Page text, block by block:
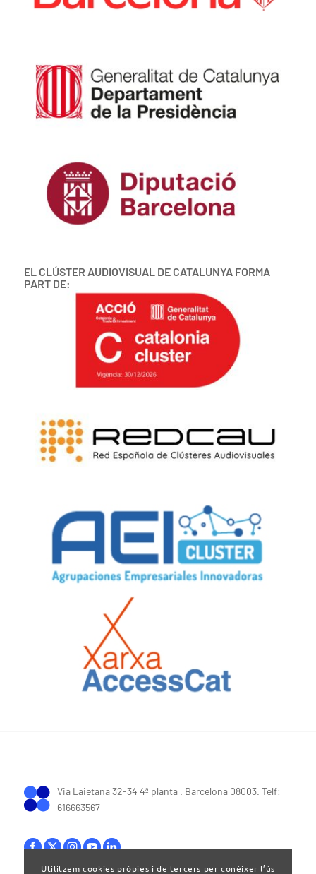
EL CLÚSTER AUDIOVISUAL DE CATALUNYA FORMA
PART DE:
Via Laietana 32-34 4ª planta . Barcelona 08003. Telf:
616663567
Utilitzem cookies pròpies i de tercers per conèixer l’ús